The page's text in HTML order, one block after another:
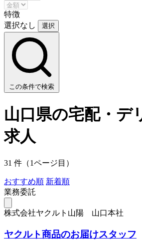
特徴
選択なし
選択
この条件で検索
山口県の宅配・デ
求人
31 件（1ページ目）
おすすめ順 新着順
業務委託
株式会社ヤクルト山陽 山口本社
ヤクルト商品のお届けスタッフ